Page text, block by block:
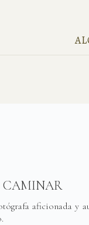
CAMINAR
aficionada y